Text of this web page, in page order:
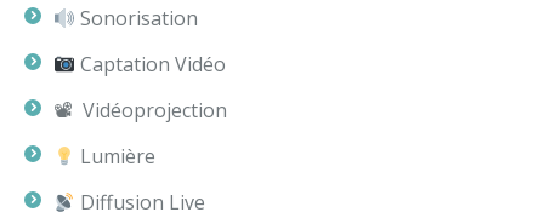
Sonorisation
Captation Vidéo
📽 Vidéoprojection
Lumière
Diffusion Live